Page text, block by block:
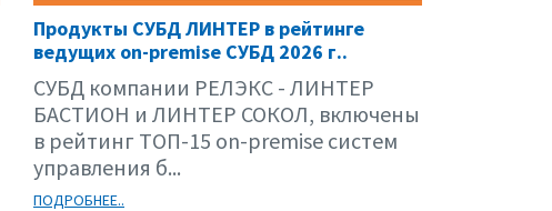
Продукты СУБД ЛИНТЕР в рейтинге
ведущих on-premise СУБД 2026 г..
СУБД компании РЕЛЭКС - ЛИНТЕР
БАСТИОН и ЛИНТЕР СОКОЛ, включены
в рейтинг ТОП-15 on-premise систем
управления б...
ПОДРОБНЕЕ..